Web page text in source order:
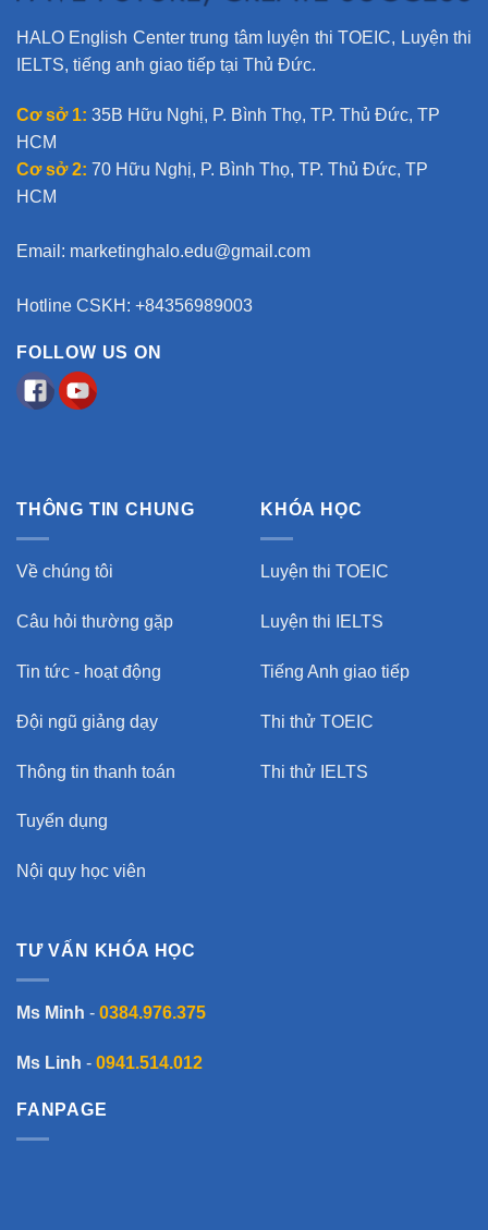
HALO English Center trung tâm luyện thi TOEIC, Luyện thi
IELTS, tiếng anh giao tiếp tại Thủ Đức.
Cơ sở 1: 35B Hữu Nghị, P. Bình Thọ, TP. Thủ Đức, TP
HCM
Cơ sở 2: 70 Hữu Nghị, P. Bình Thọ, TP. Thủ Đức, TP
HCM
Email: marketinghalo.edu@gmail.com
Hotline CSKH: +84356989003
FOLLOW US ON
THÔNG TIN CHUNG
Về chúng tôi
Câu hỏi thường gặp
Tin tức - hoạt động
Đội ngũ giảng dạy
Thông tin thanh toán
Tuyển dụng
Nội quy học viên
KHÓA HỌC
Luyện thi TOEIC
Luyện thi IELTS
Tiếng Anh giao tiếp
Thi thử TOEIC
Thi thử IELTS
TƯ VẤN KHÓA HỌC
Ms Minh - 0384.976.375
Ms Linh - 0941.514.012
FANPAGE